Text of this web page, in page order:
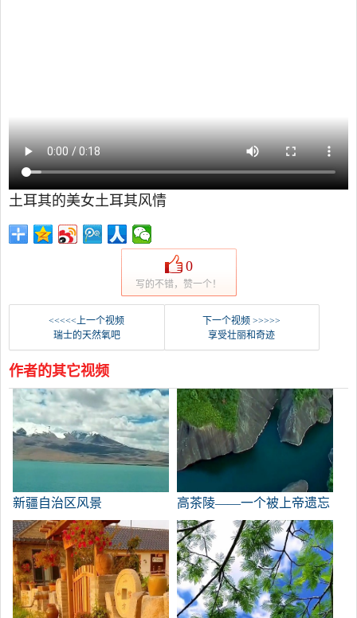
土耳其的美女土耳其风情
0
写的不错，赞一个！
<<<<<上一个视频
瑞士的天然氧吧
下一个视频 >>>>>
享受壮丽和奇迹
作者的其它视频
新疆自治区风景
高茶陵——一个被上帝遗忘
的地方